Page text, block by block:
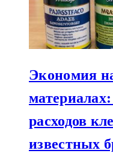
Экономия
расходов
известных